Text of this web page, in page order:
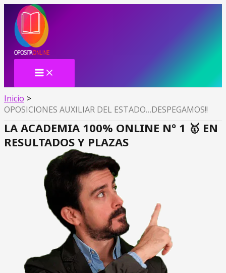
Ir
contenido
MAIN
MENU
Inicio
OPOSICIONES AUXILIAR DEL ESTADO…DESPEGAMOS!!
LA ACADEMIA 100% ONLINE Nº 1 🥇 EN
RESULTADOS Y PLAZAS